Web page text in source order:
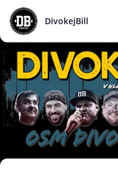
DivokejBill